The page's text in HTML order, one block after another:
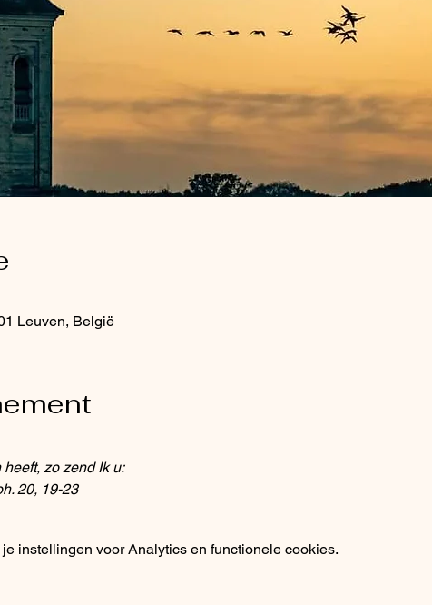
Leuven, België
zo zend Ik u:
20, 19-23
instellingen voor Analytics en functionele cookies.